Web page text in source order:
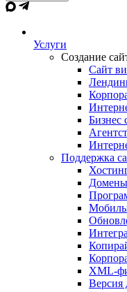
Услуги
Создание
Сайт
Бизнес
Поддержка
Домены
XML-
Версия